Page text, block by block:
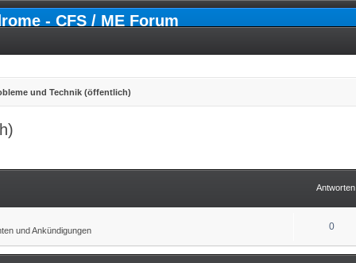
- CFS / ME Forum
und Technik (öffentlich)
Antworten
und Ankündigungen 0